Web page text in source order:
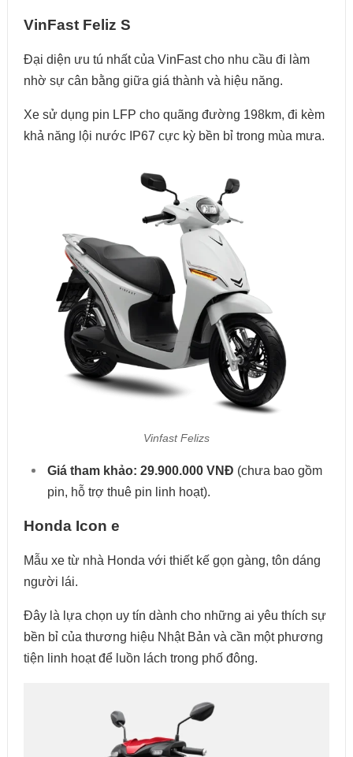
VinFast Feliz S
Đại diện ưu tú nhất của VinFast cho nhu cầu đi làm
nhờ sự cân bằng giữa giá thành và hiệu năng.
Xe sử dụng pin LFP cho quãng đường 198km, đi kèm
khả năng lội nước IP67 cực kỳ bền bỉ trong mùa mưa.
Vinfast Felizs
Giá tham khảo: 29.900.000 VNĐ (chưa bao gồm
pin, hỗ trợ thuê pin linh hoạt).
Honda Icon e
Mẫu xe từ nhà Honda với thiết kế gọn gàng, tôn dáng
người lái.
Đây là lựa chọn uy tín dành cho những ai yêu thích sự
bền bỉ của thương hiệu Nhật Bản và cần một phương
tiện linh hoạt để luồn lách trong phố đông.